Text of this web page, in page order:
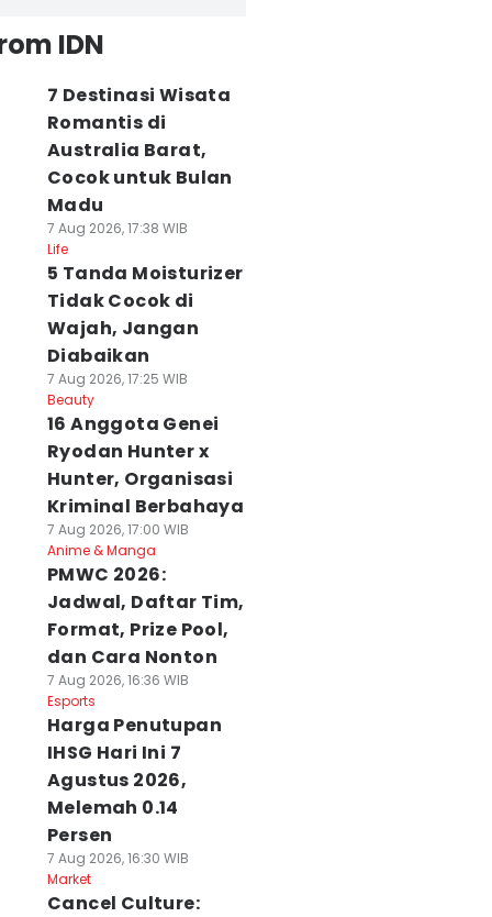
IDN
7 Destinasi Wisata
Romantis di
Australia Barat,
Cocok untuk Bulan
Madu
7 Aug 2026, 17:38 WIB
Life
5 Tanda Moisturizer
Tidak Cocok di
Wajah, Jangan
Diabaikan
7 Aug 2026, 17:25 WIB
Beauty
16 Anggota Genei
Ryodan Hunter x
Hunter, Organisasi
Kriminal Berbahaya
7 Aug 2026, 17:00 WIB
Anime & Manga
PMWC 2026:
Jadwal, Daftar Tim,
Format, Prize Pool,
dan Cara Nonton
7 Aug 2026, 16:36 WIB
Esports
Harga Penutupan
IHSG Hari Ini 7
Agustus 2026,
Melemah 0.14
Persen
7 Aug 2026, 16:30 WIB
Market
Cancel Culture: